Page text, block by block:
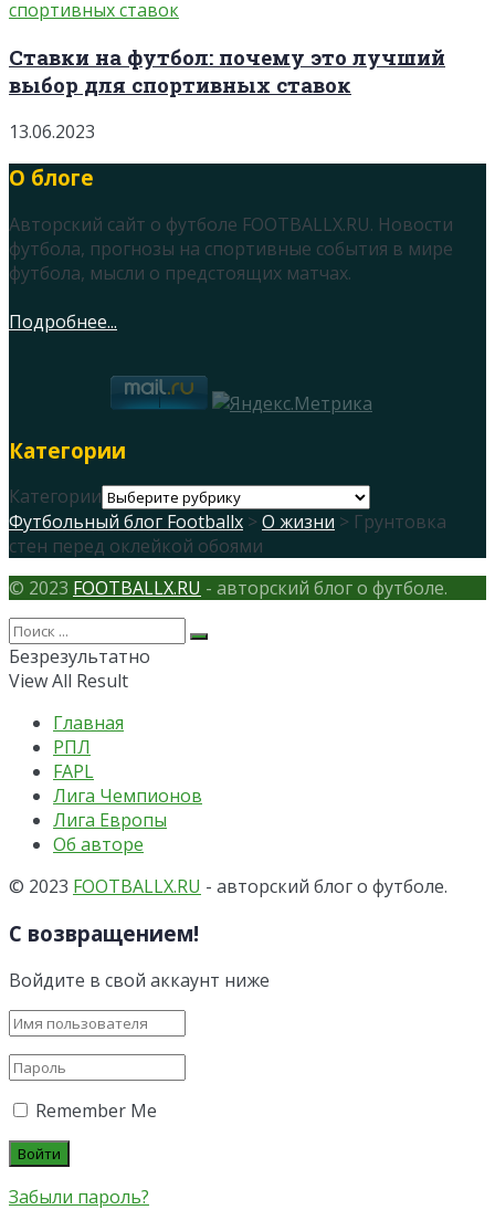
Ставки на футбол: почему это лучший
выбор для спортивных ставок
13.06.2023
О блоге
Авторский сайт о футболе FOOTBALLX.RU. Новости
футбола, прогнозы на спортивные события в мире
футбола, мысли о предстоящих матчах.
Подробнее...
Категории
Категории
Футбольный блог Footballx > О жизни > Грунтовка
стен перед оклейкой обоями
© 2023 FOOTBALLX.RU - авторский блог о футболе.
Безрезультатно
View All Result
Главная
РПЛ
FAPL
Лига Чемпионов
Лига Европы
Об авторе
© 2023 FOOTBALLX.RU - авторский блог о футболе.
С возвращением!
Войдите в свой аккаунт ниже
Remember Me
Забыли пароль?